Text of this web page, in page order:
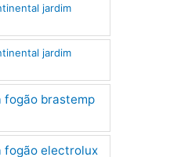
jardim
jardim
brastemp
fogão electrolux